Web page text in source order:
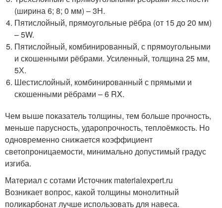
(ширина 6; 8; 0 мм) – 3Н.
Пятислойный, прямоугольные рёбра (от 15 до 20 мм)
– 5W.
Пятислойный, комбинированный, с прямоугольными
и скошенными рёбрами. Усиленный, толщина 25 мм,
5Х.
Шестислойный, комбинированный с прямыми и
скошенными рёбрами – 6 RX.
Чем выше показатель толщины, тем больше прочность,
меньше парусность, ударопрочность, теплоёмкость. Но
одновременно снижается коэффициент
светопроницаемости, минимально допустимый градус
изгиба.
Материал с сотами Источник materialexpert.ru
Возникает вопрос, какой толщины монолитный
поликарбонат лучше использовать для навеса.